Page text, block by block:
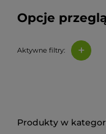
Opcje
Aktywne filtry: +